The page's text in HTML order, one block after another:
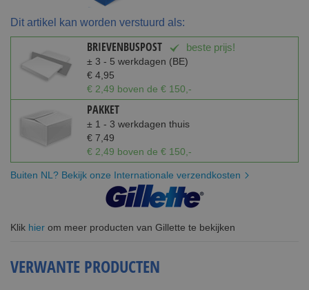
Dit artikel kan worden verstuurd als:
BRIEVENBUSPOST beste prijs!
± 3 - 5 werkdagen (BE)
€ 4,95
€ 2,49 boven de € 150,-
PAKKET
± 1 - 3 werkdagen thuis
€ 7,49
€ 2,49 boven de € 150,-
Buiten NL? Bekijk onze Internationale verzendkosten
Klik hier om meer producten van Gillette te bekijken
VERWANTE PRODUCTEN